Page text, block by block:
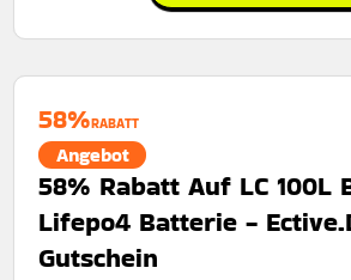
58%RABATT
Angebot
58% Rabatt Auf LC 100L
Lifepo4 Batterie -
Gutschein